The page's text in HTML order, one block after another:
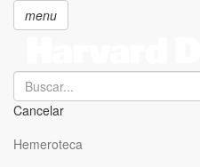
menu
Search
Cancelar
Hemeroteca